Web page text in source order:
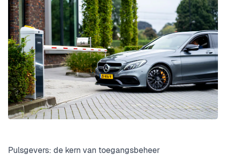
Pulsgevers: de kern van toegangsbeheer